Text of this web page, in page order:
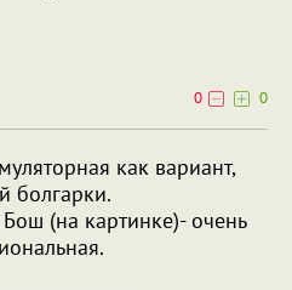
0
0
как вариант,
болгарки.
(на картинке)- очень